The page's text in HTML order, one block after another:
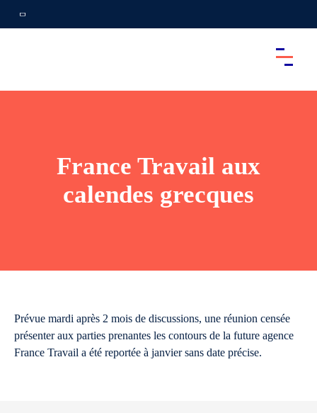
France Travail aux
calendes grecques
Prévue mardi après 2 mois de discussions, une réunion censée
présenter aux parties prenantes les contours de la future agence
France Travail a été reportée à janvier sans date précise.